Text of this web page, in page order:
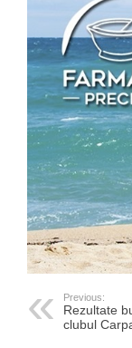
Previous:
Rezultate
clubul